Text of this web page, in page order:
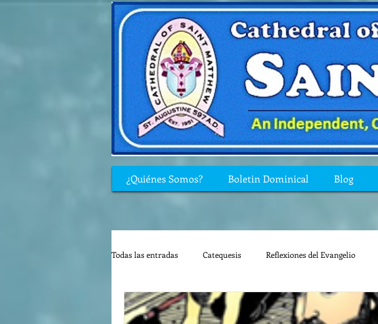
¿Quiénes Somos? Boletin Dominical Blog
Todas las entradas Catequesis Reflexiones del Evangelio
Biblia Mis preguntas de la Biblia lecturas lent